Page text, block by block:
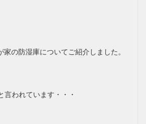
家の防湿庫についてご紹介しました。
言われています・・・